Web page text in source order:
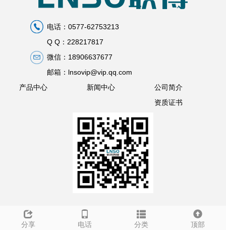
电话：0577-62753213
Q Q：228217817
微信：18906637677
邮箱：lnsovip@vip.qq.com
产品中心
新闻中心
公司简介
资质证书
分享 电话 分类 顶部